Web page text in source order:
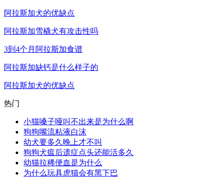
阿拉斯加犬的优缺点
阿拉斯加雪橇犬有攻击性吗
3到4个月阿拉斯加食谱
阿拉斯加缺钙是什么样子的
阿拉斯加犬的优缺点
热门
小猫嗓子哑叫不出来是为什么啊
狗狗嘴流粘液白沫
幼犬要多久晚上才不叫
狗狗犬瘟后遗症点头还能活多久
幼猫拉稀便血是为什么
为什么玩具虎猫会有黑下巴